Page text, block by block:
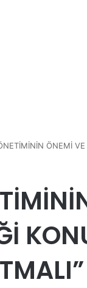
ÖNEMİ